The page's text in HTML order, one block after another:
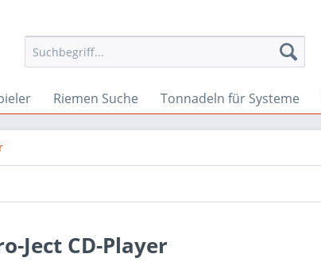
Riemen Suche Tonnadeln für Systeme
Ject CD-Player